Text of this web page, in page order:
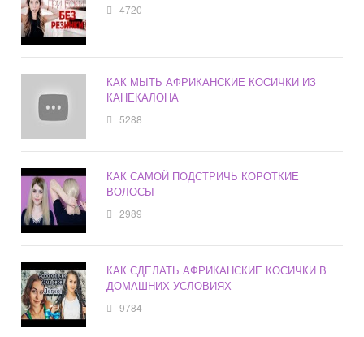
4720
КАК МЫТЬ АФРИКАНСКИЕ КОСИЧКИ ИЗ
КАНЕКАЛОНА
5288
КАК САМОЙ ПОДСТРИЧЬ КОРОТКИЕ
ВОЛОСЫ
2989
КАК СДЕЛАТЬ АФРИКАНСКИЕ КОСИЧКИ В
ДОМАШНИХ УСЛОВИЯХ
9784